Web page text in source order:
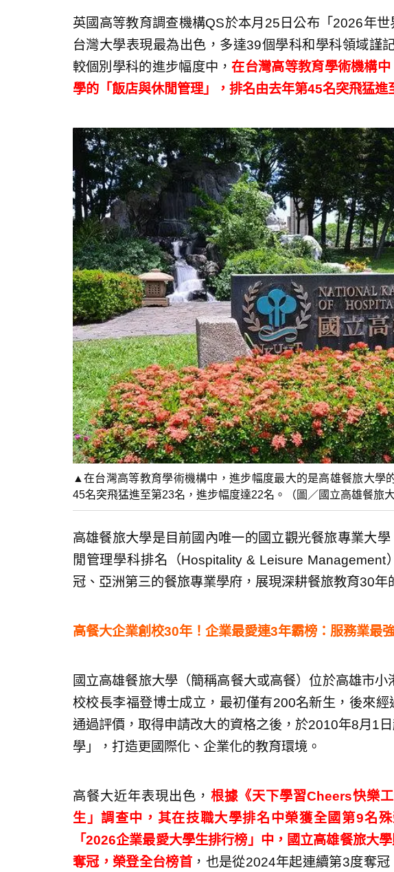
英國高等教育調查機構QS於本月25日公布「2026年
台灣大學表現最為出色，多達39個學科和學科領域謹
較個別學科的進步幅度中，在台灣高等教育學術機構
學的「飯店與休閒管理」，排名由去年第45名突飛猛進
▲在台灣高等教育學術機構中，進步幅度最大的是高雄餐旅大學
45名突飛猛進至第23名，進步幅度達22名。（圖／國立高雄餐旅大
高雄餐旅大學是目前國內唯一的國立觀光餐旅專業大
閒管理學科排名（Hospitality & Leisure Management
冠、亞洲第三的餐旅專業學府，展現深耕餐旅教育30年
高餐大企業創校30年！企業最愛連3年霸榜：服務業最
國立高雄餐旅大學（簡稱高餐大或高餐）位於高雄市
校校長李福登博士成立，最初僅有200名新生，後來
通過評價，取得申請改大的資格之後，於2010年8月1
學」，打造更國際化、企業化的教育環境。
高餐大近年表現出色， 根據《天下學習Cheers快樂
生」調查中，其在技職大學排名中榮獲全國第9名
「2026企業最愛大學生排行榜」中，國立高雄餐旅大
奪冠，榮登全台榜首 ，也是從2024年起連續第3度奪